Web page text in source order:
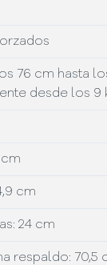
76 cm hasta
desde los 9
cm
cm
24 cm
respaldo: 70,5